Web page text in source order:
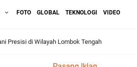
FOTO GLOBAL TEKNOLOGI VIDEO
Imran Rosyadi, S.H. Siap Melanjukan